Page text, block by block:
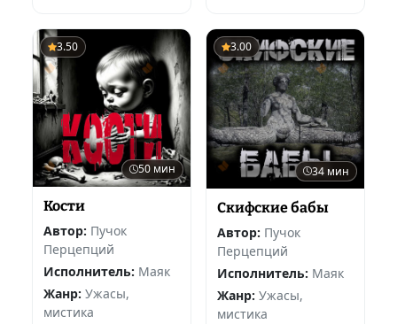
3.50
50 мин
Кости
Автор: Пучок
Перцепций
Исполнитель: Маяк
Жанр: Ужасы,
мистика
3.00
34 мин
Скифские бабы
Автор: Пучок
Перцепций
Исполнитель: Маяк
Жанр: Ужасы,
мистика